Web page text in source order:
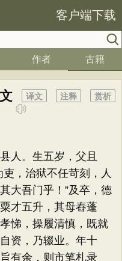
客户端下载
作者 古籍
赏析
注释
译文
。生五岁，父且
，治狱不任苛刻，人
大吾门乎！”及卒，德
才五升，其母舂蓬
悌，操履清慎，既就
资，乃辍业。年十
有余，则市笔札录